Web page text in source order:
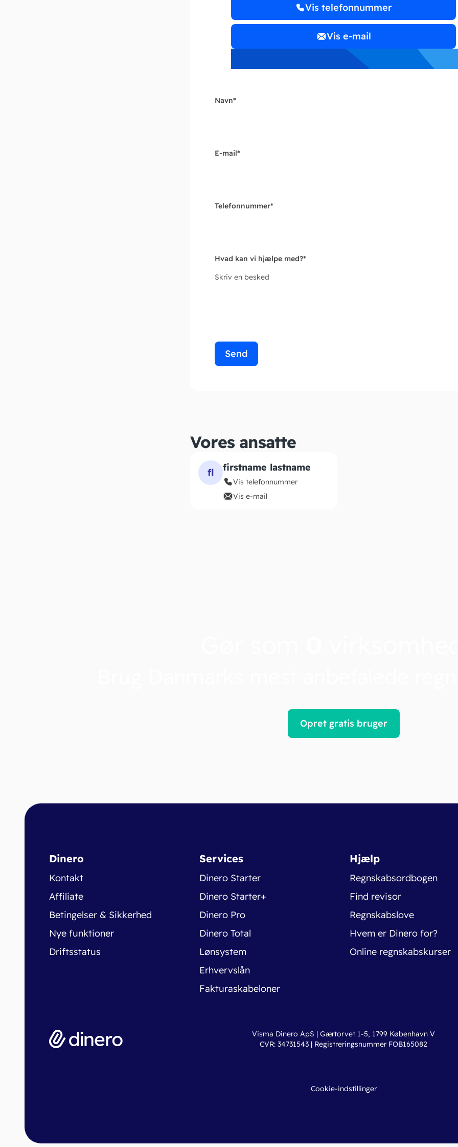
Vis telefonnummer
Vis e-mail
Navn*
E-mail*
Telefonnummer*
Hvad kan vi hjælpe med?*
Skriv en besked
Send
Vores ansatte
fl firstname lastname
Vis telefonnummer
Vis e-mail
Opret gratis bruger
Dinero
Kontakt
Affiliate
Betingelser & Sikkerhed
Nye funktioner
Driftsstatus
Services
Dinero Starter
Dinero Starter+
Dinero Pro
Dinero Total
Lønsystem
Erhvervslån
Fakturaskabeloner
Hjælp
Regnskabsordbogen
Find revisor
Regnskabslove
Hvem er Dinero for?
Online regnskabskurser
Visma Dinero ApS | Gærtorvet 1-5, 1799 København V
CVR: 34731543 | Registreringsnummer FOB165082
Cookie-indstillinger